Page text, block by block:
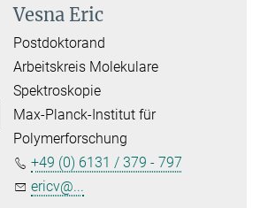
Vesna Eric
Postdoktorand
Arbeitskreis Molekulare
Spektroskopie
Max-Planck-Institut für
Polymerforschung
+49 (0) 6131 / 379 - 797
ericv@...